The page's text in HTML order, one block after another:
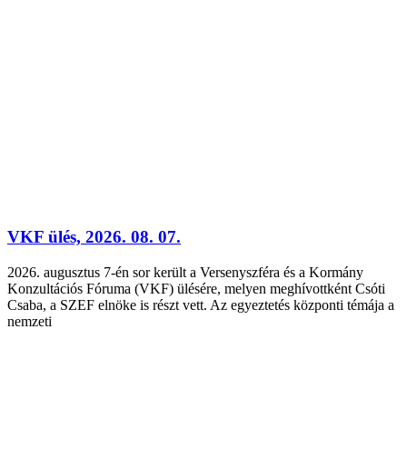
VKF ülés, 2026. 08. 07.
2026. augusztus 7-én sor került a Versenyszféra és a Kormány
Konzultációs Fóruma (VKF) ülésére, melyen meghívottként Csóti
Csaba, a SZEF elnöke is részt vett. Az egyeztetés központi témája a
nemzeti